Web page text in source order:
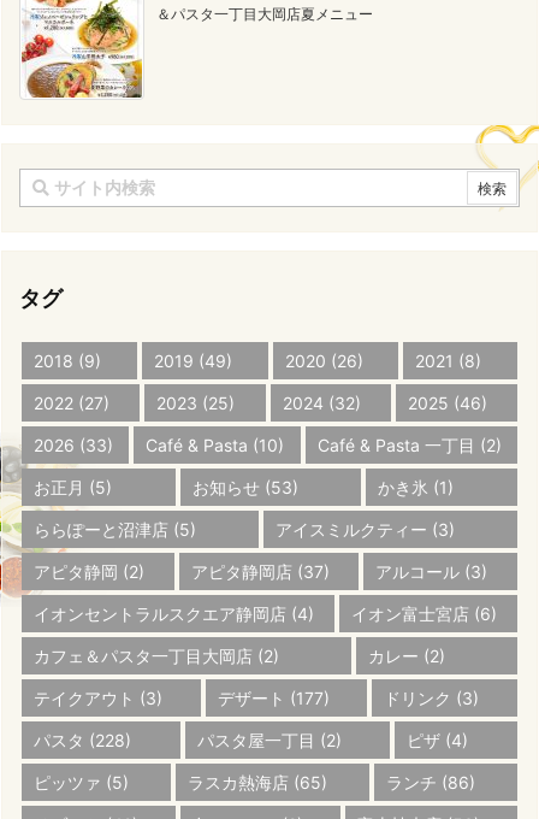
＆パスタ一丁目大岡店夏メニュー
タグ
2018 (9) 2019 (49) 2020 (26) 2021 (8)
2022 (27) 2023 (25) 2024 (32) 2025 (46)
2026 (33) Café & Pasta (10) Café & Pasta 一丁目 (2)
お正月 (5) お知らせ (53) かき氷 (1)
ららぽーと沼津店 (5) アイスミルクティー (3)
アピタ静岡 (2) アピタ静岡店 (37) アルコール (3)
イオンセントラルスクエア静岡店 (4) イオン富士宮店 (6)
カフェ＆パスタ一丁目大岡店 (2) カレー (2)
テイクアウト (3) デザート (177) ドリンク (3)
パスタ (228) パスタ屋一丁目 (2) ピザ (4)
ピッツァ (5) ラスカ熱海店 (65) ランチ (86)